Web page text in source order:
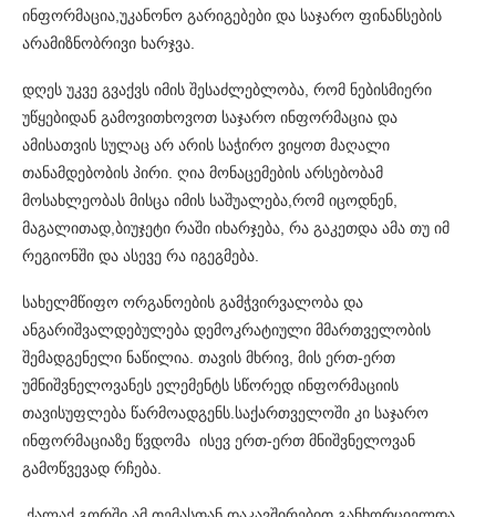
ინფორმაცია,უკანონო გარიგებები და საჯარო ფინანსების
არამიზნობრივი ხარჯვა.
დღეს უკვე გვაქვს იმის შესაძლებლობა, რომ ნებისმიერი
უწყებიდან გამოვითხოვოთ საჯარო ინფორმაცია და
ამისათვის სულაც არ არის საჭირო ვიყოთ მაღალი
თანამდებობის პირი. ღია მონაცემების არსებობამ
მოსახლეობას მისცა იმის საშუალება,რომ იცოდნენ,
მაგალითად,ბიუჯეტი რაში იხარჯება, რა გაკეთდა ამა თუ იმ
რეგიონში და ასევე რა იგეგმება.
სახელმწიფო ორგანოების გამჭვირვალობა და
ანგარიშვალდებულება დემოკრატიული მმართველობის
შემადგენელი ნაწილია. თავის მხრივ, მის ერთ-ერთ
უმნიშვნელოვანეს ელემენტს სწორედ ინფორმაციის
თავისუფლება წარმოადგენს.საქართველოში კი საჯარო
ინფორმაციაზე წვდომა ისევ ერთ-ერთ მნიშვნელოვან
გამოწვევად რჩება.